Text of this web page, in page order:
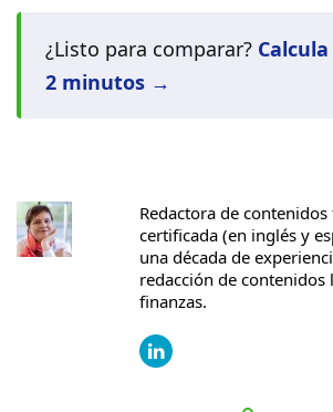
¿Listo para comparar?
2 minutos →
Redactora de contenidos
certificada (en inglés y
una década de
redacción de contenidos
finanzas.